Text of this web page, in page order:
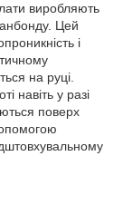
виробляють
Цей
і
на руці.
навіть у разі
поверх